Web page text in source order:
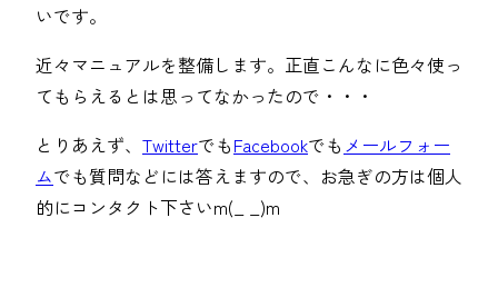
いです。
近々マニュアルを整備します。正直こんなに色々使っ
てもらえるとは思ってなかったので・・・
とりあえず、 TwitterでもFacebookでも メールフォー
ムでも質問などには答えますので、お急ぎの方は個人
的にコンタクト下さいm(_ _)m